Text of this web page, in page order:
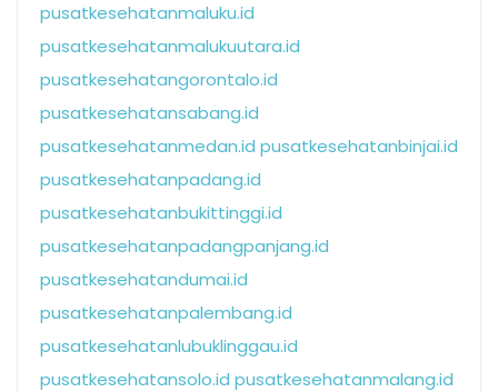
pusatkesehatanmaluku.id
pusatkesehatanmalukuutara.id
pusatkesehatangorontalo.id
pusatkesehatansabang.id
pusatkesehatanmedan.id pusatkesehatanbinjai.id
pusatkesehatanpadang.id
pusatkesehatanbukittinggi.id
pusatkesehatanpadangpanjang.id
pusatkesehatandumai.id
pusatkesehatanpalembang.id
pusatkesehatanlubuklinggau.id
pusatkesehatansolo.id pusatkesehatanmalang.id